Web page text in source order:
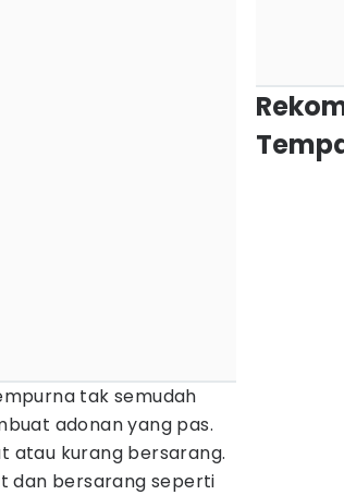
tak semudah
adonan yang pas.
atau kurang bersarang.
dan bersarang seperti